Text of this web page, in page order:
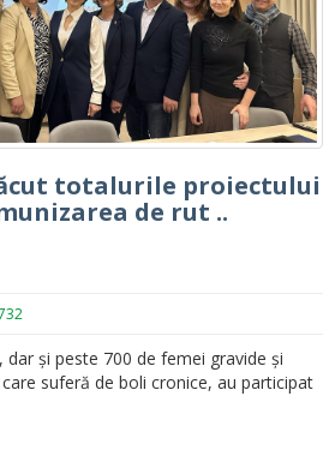
totalurile proiectului
de rut ..
și peste 700 de femei gravide și
suferă de boli cronice, au participat